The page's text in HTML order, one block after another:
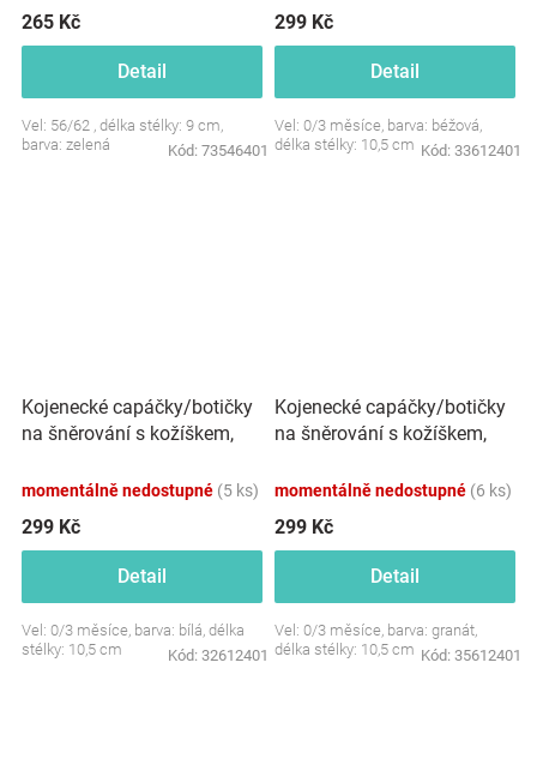
265 Kč
Detail
Vel: 56/62 , délka stélky: 9 cm,
barva: zelená
Kód: 73546401
299 Kč
Detail
Vel: 0/3 měsíce, barva: béžová,
délka stélky: 10,5 cm Kód: 33612401
Kojenecké capáčky/botičky
na šněrování s kožíškem,
momentálně nedostupné (5 ks)
299 Kč
Detail
Vel: 0/3 měsíce, barva: bílá, délka
stélky: 10,5 cm
Kód: 32612401
Kojenecké capáčky/botičky
na šněrování s kožíškem,
momentálně nedostupné (6 ks)
299 Kč
Detail
Vel: 0/3 měsíce, barva: granát,
délka stélky: 10,5 cm Kód: 35612401